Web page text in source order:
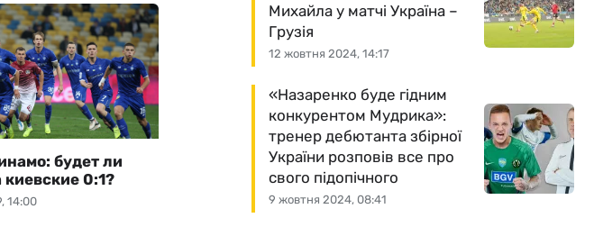
14:00
будет ли
0:1?
12 жовтня 2024, 14:17
Михайла у матчі Україна –
Грузія
9 жовтня 2024, 08:41
«Назаренко буде гідним
конкурентом Мудрика»:
тренер дебютанта збірної
України розповів все про
свого підопічного